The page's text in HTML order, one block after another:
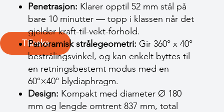
Tilbake
Penetrasjon: Klarer opptil 52 mm stål på
bare 10 minutter — topp i klassen når det
gjelder kraft-til-vekt-forhold.
Panoramisk strålegeometri: Gir 360° x 40°
bestrålingsvinkel, og kan enkelt byttes til
en retningsbestemt modus med en
60°×40° blydiaphragm.
Design: Kompakt med diameter Ø 180
mm og lengde omtrent 837 mm, total